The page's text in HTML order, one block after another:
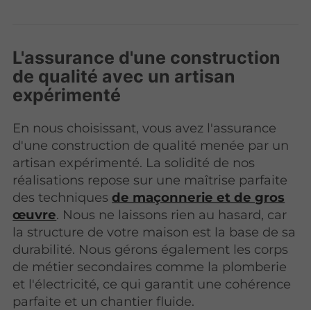
L'assurance d'une construction
de qualité avec un artisan
expérimenté
En nous choisissant, vous avez l'assurance
d'une construction de qualité menée par un
artisan expérimenté. La solidité de nos
réalisations repose sur une maîtrise parfaite
des techniquesde maçonnerie et de gros
œuvre. Nous ne laissons rien au hasard, car
la structure de votre maison est la base de sa
durabilité. Nous gérons également les corps
de métier secondaires comme la plomberie
et l'électricité, ce qui garantit une cohérence
parfaite et un chantier fluide.